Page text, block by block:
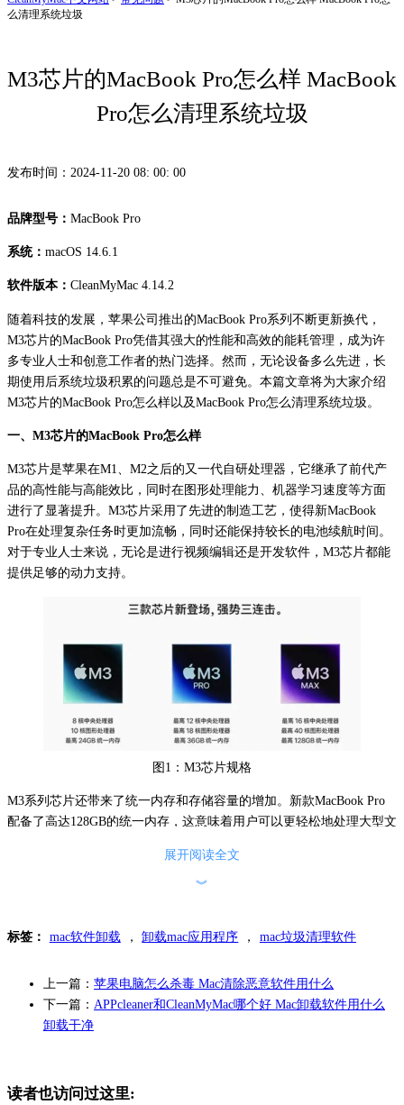
么清理系统垃圾
M3芯片的MacBook Pro怎么样 MacBook
Pro怎么清理系统垃圾
发布时间：2024-11-20 08: 00: 00
品牌型号： MacBook Pro
系统： macOS 14.6.1
软件版本： CleanMyMac 4.14.2
随着科技的发展，苹果公司推出的MacBook Pro系列不断更新换代，
M3芯片的MacBook Pro凭借其强大的性能和高效的能耗管理，成为许
多专业人士和创意工作者的热门选择。然而，无论设备多么先进，长
期使用后系统垃圾积累的问题总是不可避免。本篇文章将为大家介绍
M3芯片的MacBook Pro怎么样以及MacBook Pro怎么清理系统垃圾。
一、M3芯片的MacBook Pro怎么样
M3芯片是苹果在M1、M2之后的又一代自研处理器，它继承了前代产
品的高性能与高能效比，同时在图形处理能力、机器学习速度等方面
进行了显著提升。M3芯片采用了先进的制造工艺，使得新MacBook
Pro在处理复杂任务时更加流畅，同时还能保持较长的电池续航时间。
对于专业人士来说，无论是进行视频编辑还是开发软件，M3芯片都能
提供足够的动力支持。
图1：M3芯片规格
M3系列芯片还带来了统一内存和存储容量的增加。新款MacBook Pro
配备了高达128GB的统一内存，这意味着用户可以更轻松地处理大型文
二、MacBook Pro怎么清理系统垃圾
展开阅读全文
︾
标签： mac软件卸载 ， 卸载mac应用程序 ， mac垃圾清理软件
上一篇： 苹果电脑怎么杀毒 Mac清除恶意软件用什么
下一篇： APPcleaner和CleanMyMac哪个好 Mac卸载软件用什么
卸载干净
读者也访问过这里: